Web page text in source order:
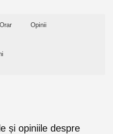
Orar Opinii
și opiniile despre